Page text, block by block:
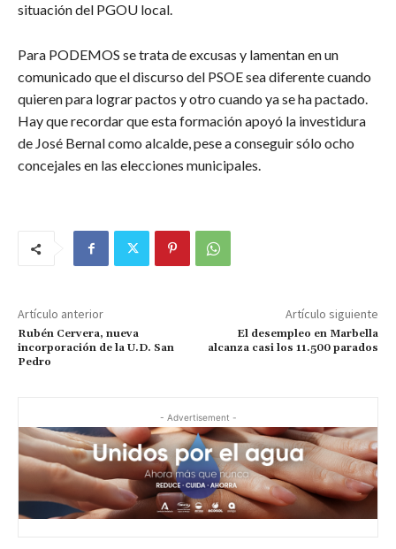
situación del PGOU local.
Para PODEMOS se trata de excusas y lamentan en un
comunicado que el discurso del PSOE sea diferente cuando
quieren para lograr pactos y otro cuando ya se ha pactado.
Hay que recordar que esta formación apoyó la investidura
de José Bernal como alcalde, pese a conseguir sólo ocho
concejales en las elecciones municipales.
Artículo anterior
Rubén Cervera, nueva
incorporación de la U.D. San
Pedro
Artículo siguiente
El desempleo en Marbella
alcanza casi los 11.500 parados
- Advertisement -